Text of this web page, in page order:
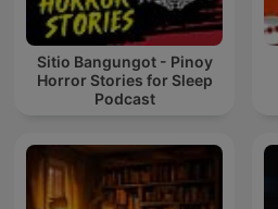
Sitio Bangungot - Pinoy
Horror Stories for Sleep
Podcast